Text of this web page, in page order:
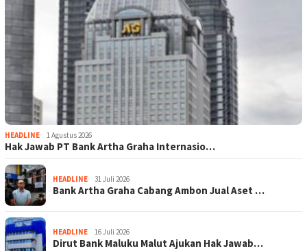
HEADLINE 1 Agustus 2026
Hak Jawab PT Bank Artha Graha Internasio…
HEADLINE 31 Juli 2026
Bank Artha Graha Cabang Ambon Jual Aset …
HEADLINE 16 Juli 2026
Dirut Bank Maluku Malut Ajukan Hak Jawab…